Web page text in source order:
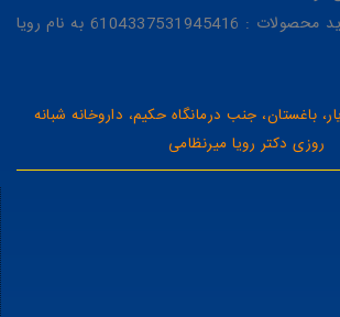
شماره کارت جهت خرید محصولات : 6104337531945416 به نام رویا
باغستان، جنب درمانگاه حکیم، داروخانه شبانه
روزی دکتر رویا میرنظامی